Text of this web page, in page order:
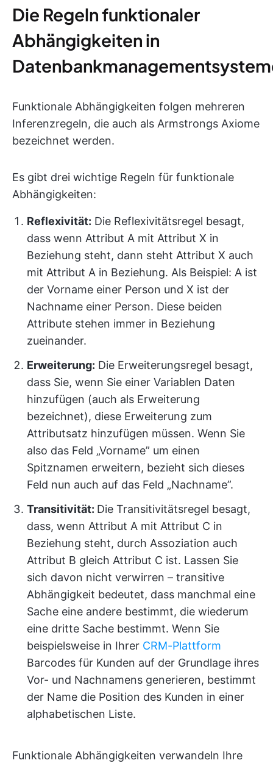
Die Regeln funktionaler
Abhängigkeiten in
Funktionale Abhängigkeiten folgen mehreren
Inferenzregeln, die auch als Armstrongs Axiome
bezeichnet werden.
Es gibt drei wichtige Regeln für funktionale
Abhängigkeiten:
Reflexivität: Die Reflexivitätsregel besagt,
dass wenn Attribut A mit Attribut X in
Beziehung steht, dann steht Attribut X auch
mit Attribut A in Beziehung. Als Beispiel: A ist
der Vorname einer Person und X ist der
Nachname einer Person. Diese beiden
Attribute stehen immer in Beziehung
zueinander.
Erweiterung: Die Erweiterungsregel besagt,
dass Sie, wenn Sie einer Variablen Daten
hinzufügen (auch als Erweiterung
bezeichnet), diese Erweiterung zum
Attributsatz hinzufügen müssen. Wenn Sie
also das Feld „Vorname” um einen
Spitznamen erweitern, bezieht sich dieses
Feld nun auch auf das Feld „Nachname”.
Transitivität: Die Transitivitätsregel besagt,
dass, wenn Attribut A mit Attribut C in
Beziehung steht, durch Assoziation auch
Attribut B gleich Attribut C ist. Lassen Sie
sich davon nicht verwirren – transitive
Abhängigkeit bedeutet, dass manchmal eine
Sache eine andere bestimmt, die wiederum
eine dritte Sache bestimmt. Wenn Sie
beispielsweise in Ihrer CRM-Plattform
Barcodes für Kunden auf der Grundlage ihres
Vor- und Nachnamens generieren, bestimmt
der Name die Position des Kunden in einer
alphabetischen Liste.
Funktionale Abhängigkeiten verwandeln Ihre